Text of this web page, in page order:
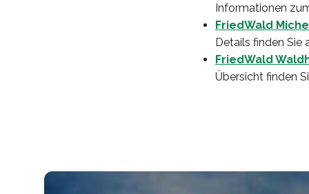
Informationen
FriedWald
Details finden Sie
FriedWald
Übersicht finden